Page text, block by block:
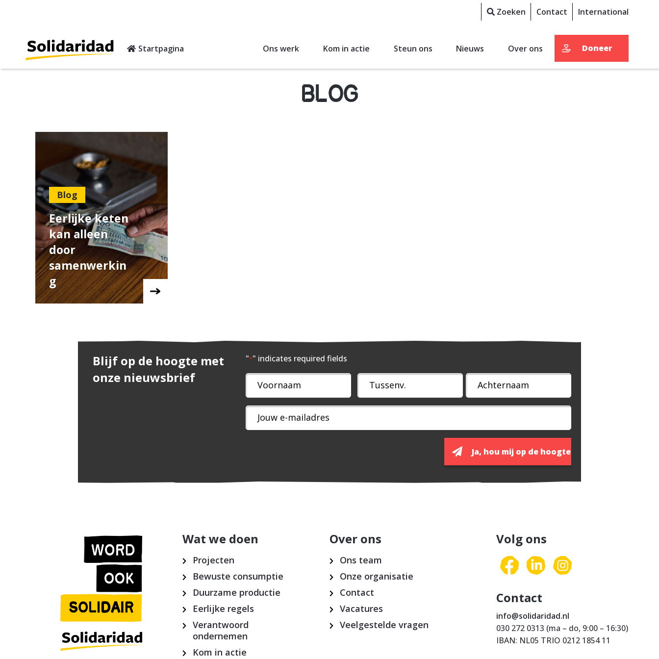
Zoeken Contact International
Startpagina Ons werk Kom in actie Steun ons Nieuws Over ons Doneer
BLOG
Blog
Eerlijke keten
kan alleen
door
samenwerkin
g
Blijf op de hoogte met
onze nieuwsbrief
"*" indicates required fields
Naam
*
Wat we doen
Projecten
Bewuste consumptie
Duurzame productie
Eerlijke regels
Verantwoord
ondernemen
Kom in actie
Over ons
Ons team
Onze organisatie
Contact
Vacatures
Veelgestelde vragen
Volg ons
Contact
info@solidaridad.nl
030 272 0313 (ma – do, 9:00 – 16:30)
IBAN: NL05 TRIO 0212 1854 11